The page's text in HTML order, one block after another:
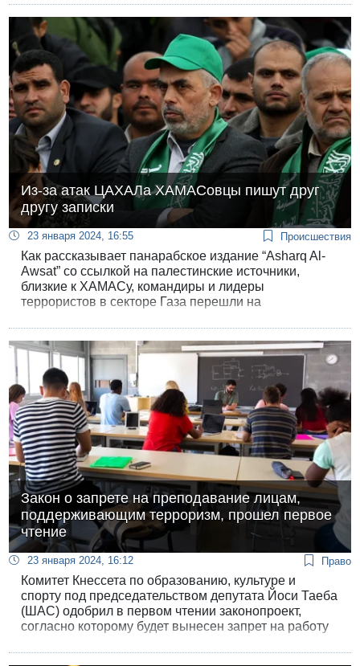
отношения к национальным нуждам. Тревожную
тенденцию падения доверия налогоплательщиков
выявил опрос, проведенный Институтом
демократии совместно с Институтом исследований
национальной безопасности.
Из-за атак ЦАХАЛа ХАМАСовцы пишут друг
другу записки
23 января 2024, 16:55 Происшествия
Как рассказывает панарабское издание “Asharq Al-
Awsat” со ссылкой на палестинские источники,
близкие к ХАМАСу, командиры и лидеры
террористов в секторе Газа перешли на
их специальных телефонных линий, которые
располагались внутри туннелей.
Закон о запрете на преподавание лицам,
поддерживающим терроризм, прошел первое
чтение
23 января 2024, 16:12 Право
Комитет Кнессета по образованию, культуре и
спорту под председательством депутата Йоси Таеба
(ШАС) одобрил в первом чтении законопроект,
согласно которому будет вынесен запрет на работу